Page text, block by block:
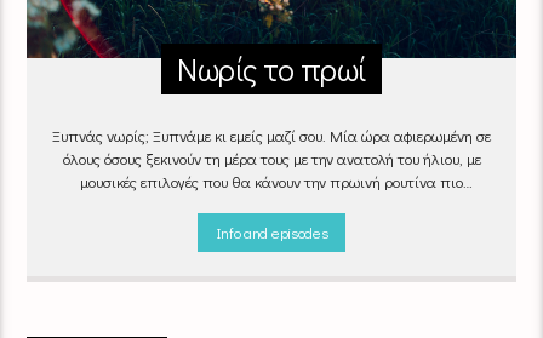
Νωρίς το πρωί
Ξυπνάς νωρίς; Ξυπνάμε κι εμείς μαζί σου. Μία ώρα αφιερωμένη σε
όλους όσους ξεκινούν τη μέρα τους με την ανατολή του ήλιου, με
μουσικές επιλογές που θα κάνουν την πρωινή ρουτίνα πιο
06:00 - 07:00 στον Empneusi 107 FM
Info and episodes